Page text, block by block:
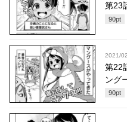
第23
90pt
2021/
第22
ング
90pt